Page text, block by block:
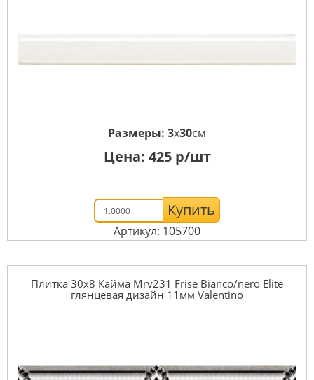
Размеры: 3x30см
Цена: 425р/шт
Купить
Артикул: 105700
Плитка 30x8 Кайма Mrv231 Frise Bianco/nero Elite
глянцевая дизайн 11мм Valentino